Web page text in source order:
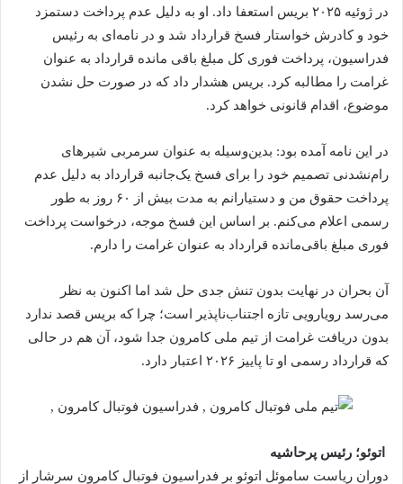
در ژوئیه ۲۰۲۵ بریس استعفا داد. او به دلیل عدم پرداخت دستمزد
خود و کادرش خواستار فسخ قرارداد شد و در نامه‌ای به رئیس
فدراسیون، پرداخت فوری کل مبلغ باقی‌ مانده قرارداد به‌ عنوان
غرامت را مطالبه کرد. بریس هشدار داد که در صورت حل نشدن
موضوع، اقدام قانونی خواهد کرد.
در این نامه آمده بود: بدین‌وسیله به‌ عنوان سرمربی شیرهای
رام‌نشدنی تصمیم خود را برای فسخ یک‌جانبه قرارداد به دلیل عدم
پرداخت حقوق من و دستیارانم به مدت بیش از ۶۰ روز به‌ طور
رسمی اعلام می‌کنم. بر اساس این فسخ موجه، درخواست پرداخت
فوری مبلغ باقی‌مانده قرارداد به‌ عنوان غرامت را دارم.
آن بحران در نهایت بدون تنش جدی حل شد اما اکنون به‌ نظر
می‌رسد رویارویی تازه اجتناب‌ناپذیر است؛ چرا که بریس قصد ندارد
بدون دریافت غرامت از تیم ملی کامرون جدا شود، آن هم در حالی
که قرارداد رسمی او تا پاییز ۲۰۲۶ اعتبار دارد.
اتوئو؛ رئیس‌ پرحاشیه
دوران ریاست ساموئل اتوئو بر فدراسیون فوتبال کامرون سرشار از